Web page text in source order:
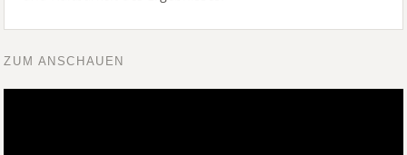
ZUM ANSCHAUEN